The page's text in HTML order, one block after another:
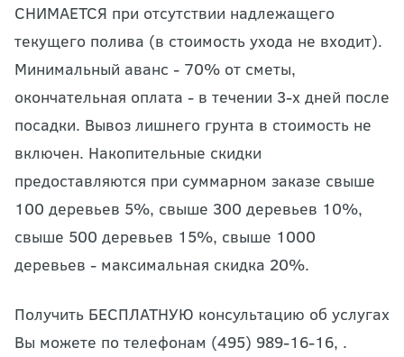
СНИМАЕТСЯ при отсутствии надлежащего
текущего полива (в стоимость ухода не входит).
Минимальный аванс - 70% от сметы,
окончательная оплата - в течении 3-х дней после
посадки. Вывоз лишнего грунта в стоимость не
включен. Накопительные скидки
предоставляются при суммарном заказе свыше
100 деревьев 5%, свыше 300 деревьев 10%,
свыше 500 деревьев 15%, свыше 1000
деревьев - максимальная скидка 20%.
Получить БЕСПЛАТНУЮ консультацию об услугах
Вы можете по телефонам (495) 989-16-16, .